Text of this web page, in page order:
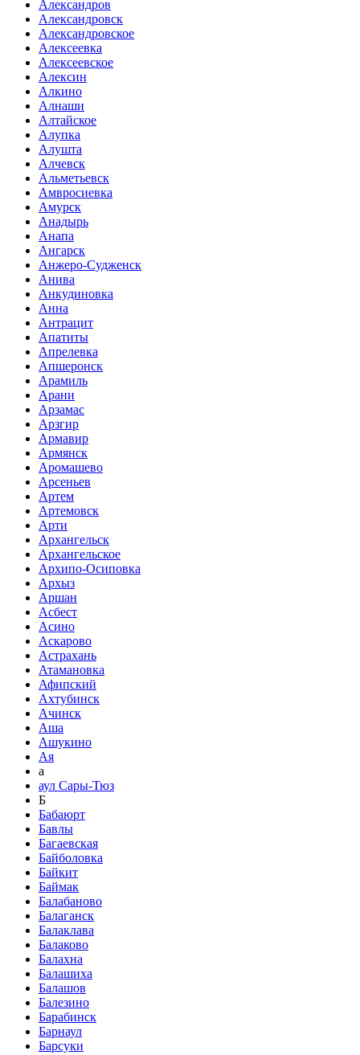
Александров
Александровск
Александровское
Алексеевка
Алексеевское
Алексин
Алкино
Алнаши
Алтайское
Алупка
Алушта
Алчевск
Альметьевск
Амвросиевка
Амурск
Анадырь
Анапа
Ангарск
Анжеро-Судженск
Анива
Анкудиновка
Анна
Антрацит
Апатиты
Апрелевка
Апшеронск
Арамиль
Арани
Арзамас
Арзгир
Армавир
Армянск
Аромашево
Арсеньев
Артем
Артемовск
Арти
Архангельск
Архангельское
Архипо-Осиповка
Архыз
Аршан
Асбест
Асино
Аскарово
Астрахань
Атамановка
Афипский
Ахтубинск
Ачинск
Аша
Ашукино
Ая
а
аул Сары-Тюз
Б
Бабаюрт
Бавлы
Багаевская
Байболовка
Байкит
Баймак
Балабаново
Балаганск
Балаклава
Балаково
Балахна
Балашиха
Балашов
Балезино
Барабинск
Барнаул
Барсуки